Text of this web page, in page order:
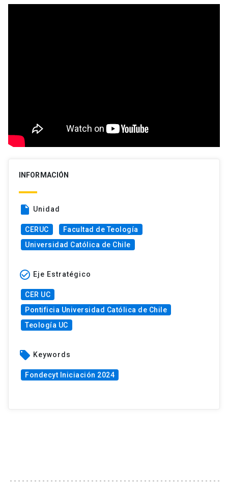
INFORMACIÓN
insert_drive_file Unidad
CERUC
Facultad de Teología
Universidad Católica de Chile
check_circle_outline Eje Estratégico
CER UC
Pontificia Universidad Católica de Chile
Teología UC
local_offer Keywords
Fondecyt Iniciación 2024